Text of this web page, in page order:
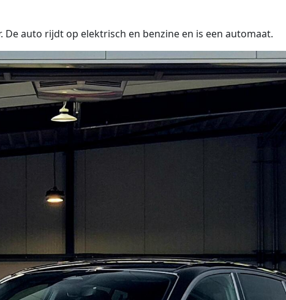
De auto rijdt op elektrisch en benzine en is een automaat.